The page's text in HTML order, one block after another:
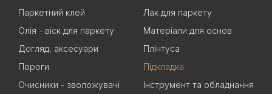
Паркетний клей
Лак для паркету
Олія - віск для паркету
Матеріали для основ
Догляд, аксесуари
Плінтуса
Пороги
Підкладка
Очисники - зволожувачі
Інструмент та обладнання